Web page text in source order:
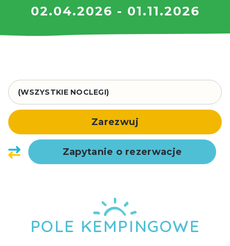
02.04.2026 - 01.11.2026
Zarezwuj
Zapytanie o rezerwacje
POLE KEMPINGOWE